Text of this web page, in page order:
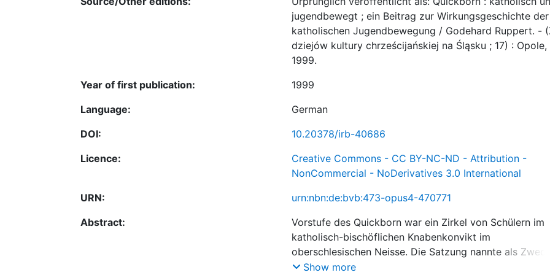
jugendbewegt ; ein Beitrag zur Wirkungsgeschichte der
katholischen Jugendbewegung / Godehard Ruppert. -
dziejów kultury chrześcijańskiej na Śląsku ; 17) : Opole,
1999.
Year of first publication:
1999
Language:
German
DOI:
10.20378/irb-40686
Licence:
Creative Commons - CC BY-NC-ND - Attribution -
NonCommercial - NoDerivatives 3.0 International
URN:
urn:nbn:de:bvb:473-opus4-470771
Abstract:
Vorstufe des Quickborn war ein Zirkel von Schülern im
katholisch-bischöflichen Knabenkonvikt im
oberschlesischen Neisse. Die Satzung nannte als Zweck,
Kameradschaftlichkeit unter den Gymnasiasten ohne
Show more